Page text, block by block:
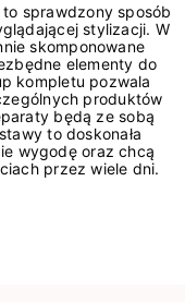
sprawdzony sposób
stylizacji. W
skomponowane
elementy do
kompletu pozwala
produktów
będą ze sobą
to doskonała
wygodę oraz chcą
przez wiele dni.